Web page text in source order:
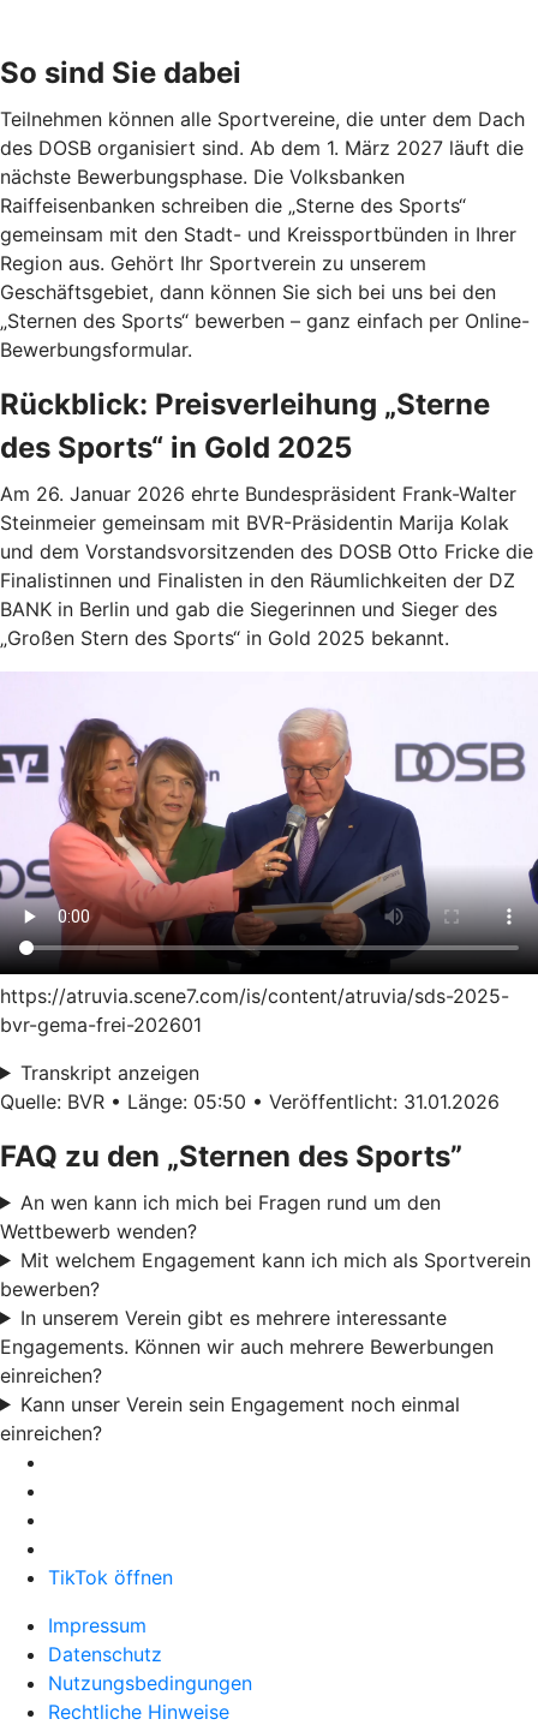
So sind Sie dabei
Teilnehmen können alle Sportvereine, die unter dem Dach
des DOSB organisiert sind. Ab dem 1. März 2027 läuft die
nächste Bewerbungsphase. Die Volksbanken
Raiffeisenbanken schreiben die „Sterne des Sports“
gemeinsam mit den Stadt- und Kreissportbünden in Ihrer
Region aus. Gehört Ihr Sportverein zu unserem
Geschäftsgebiet, dann können Sie sich bei uns bei den
„Sternen des Sports“ bewerben – ganz einfach per Online-
Bewerbungsformular.
Rückblick: Preisverleihung „Sterne
des Sports“ in Gold 2025
Am 26. Januar 2026 ehrte Bundespräsident Frank-Walter
Steinmeier gemeinsam mit BVR-Präsidentin Marija Kolak
und dem Vorstandsvorsitzenden des DOSB Otto Fricke die
Finalistinnen und Finalisten in den Räumlichkeiten der DZ
BANK in Berlin und gab die Siegerinnen und Sieger des
„Großen Stern des Sports“ in Gold 2025 bekannt.
https://atruvia.scene7.com/is/content/atruvia/sds-2025-
bvr-gema-frei-202601
Transkript anzeigen
Quelle: BVR • Länge: 05:50 • Veröffentlicht: 31.01.2026
FAQ zu den „Sternen des Sports”
An wen kann ich mich bei Fragen rund um den
Wettbewerb wenden?
Mit welchem Engagement kann ich mich als Sportverein
bewerben?
In unserem Verein gibt es mehrere interessante
Engagements. Können wir auch mehrere Bewerbungen
einreichen?
Kann unser Verein sein Engagement noch einmal
einreichen?
TikTok öffnen
Impressum
Datenschutz
Nutzungsbedingungen
Rechtliche Hinweise